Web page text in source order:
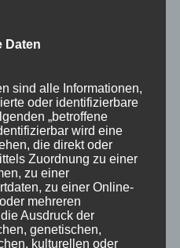
2026 in Oberstdorf
2026 in Oberstdorf
Frühlingsurlaub
sind alle Informationen,
oder identifizierbare
„betroffene
wird eine
die direkt oder
Zuordnung zu einer
zu einer
zu einer Online-
mehreren
Ausdruck der
genetischen,
kulturellen oder